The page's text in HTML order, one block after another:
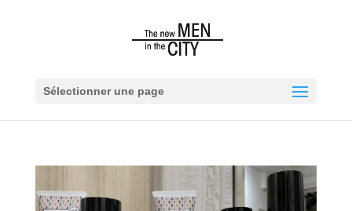
Sélectionner une page